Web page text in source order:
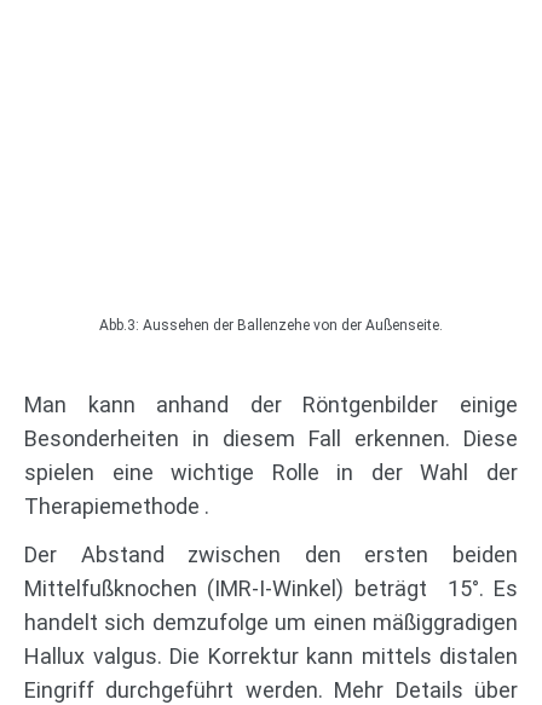
Abb.3: Aussehen der Ballenzehe von der Außenseite.
Man kann anhand der Röntgenbilder einige
Besonderheiten in diesem Fall erkennen. Diese
spielen eine wichtige Rolle in der Wahl der
Therapiemethode .
Der Abstand zwischen den ersten beiden
Mittelfußknochen (IMR-I-Winkel) beträgt 15°. Es
handelt sich demzufolge um einen mäßiggradigen
Hallux valgus. Die Korrektur kann mittels distalen
Eingriff durchgeführt werden. Mehr Details über